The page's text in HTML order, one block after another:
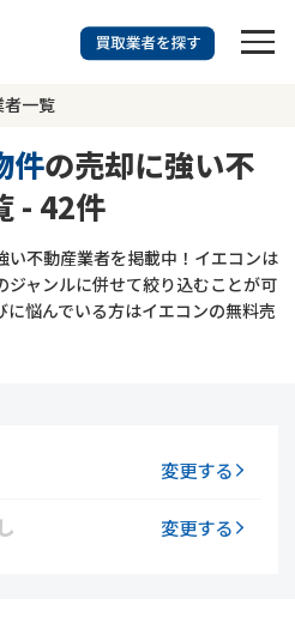
を探す
相談内容を選択
者一覧
件の売却に強い不
- 42件
い不動産業者を掲載中！イエコンは
ジャンルに併せて絞り込むことが可
悩んでいる方はイエコンの無料売
変更する
変更する